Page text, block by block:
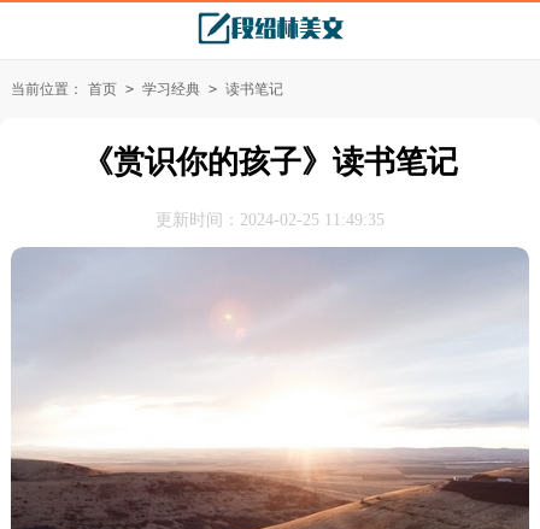
当前位置： 首页 > 学习经典 > 读书笔记
《赏识你的孩子》读书笔记
更新时间：2024-02-25 11:49:35